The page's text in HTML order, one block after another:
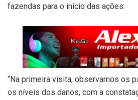
fazendas para o início das ações.
“Na primeira visita, observamos os
os níveis dos danos, com a